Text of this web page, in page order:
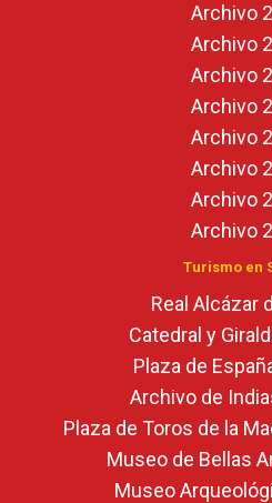
Archivo
Archivo
Archivo
Archivo
Archivo
Archivo
Archivo
Archivo
Turismo en
Real Alcázar
Catedral y
Plaza de
Archivo de
Plaza de Toros de la
Museo de Bellas
Museo